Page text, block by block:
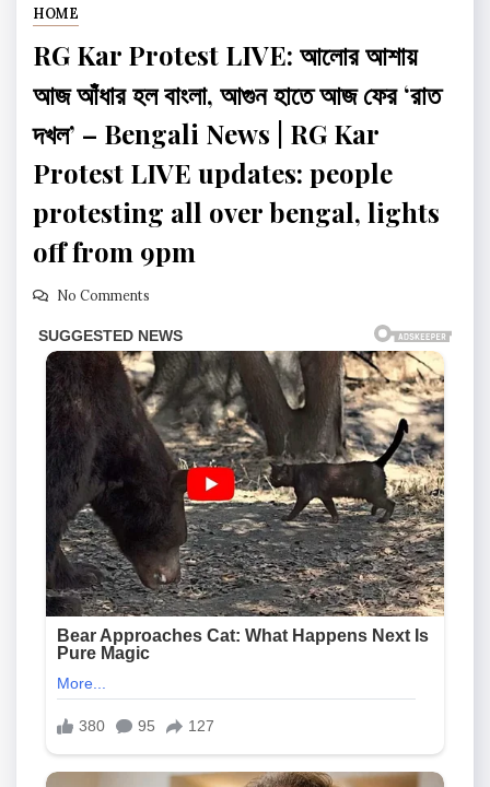
HOME
RG Kar Protest LIVE: আলোর আশায়
আজ আঁধার হল বাংলা, আগুন হাতে আজ ফের ‘রাত
দখল’ – Bengali News | RG Kar
Protest LIVE updates: people
protesting all over bengal, lights
off from 9pm
No Comments